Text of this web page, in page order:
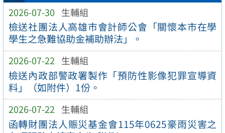
2026-07-30 生輔組
檢送社團法人高雄市會計師公會「關懷本市在學
學生之急難協助金補助辦法」。
2026-07-22 生輔組
檢送內政部警政署製作「預防性影像犯罪宣導資
料」（如附件）1份。
2026-07-22 生輔組
函轉財團法人賑災基金會115年0625豪雨災害之